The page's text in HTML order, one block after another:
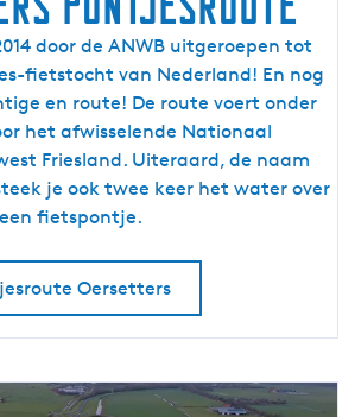
door de ANWB uitgeroepen tot
fietstocht van Nederland! En nog
en route! De route voert onder
het afwisselende Nationaal
Friesland. Uiteraard, de naam
je ook twee keer het water over
fietspontje.
Oersetters